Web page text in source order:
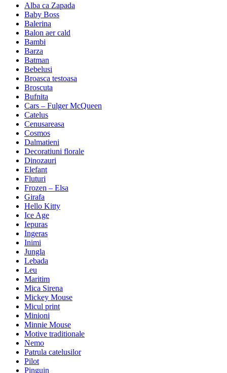
Alba ca Zapada
Baby Boss
Balerina
Balon aer cald
Bambi
Barza
Batman
Bebelusi
Broasca testoasa
Broscuta
Bufnita
Cars – Fulger McQueen
Catelus
Cenusareasa
Cosmos
Dalmatieni
Decoratiuni florale
Dinozauri
Elefant
Fluturi
Frozen – Elsa
Girafa
Hello Kitty
Ice Age
Iepuras
Ingeras
Inimi
Jungla
Lebada
Leu
Maritim
Mica Sirena
Mickey Mouse
Micul print
Minioni
Minnie Mouse
Motive traditionale
Nemo
Patrula catelusilor
Pilot
Pinguin